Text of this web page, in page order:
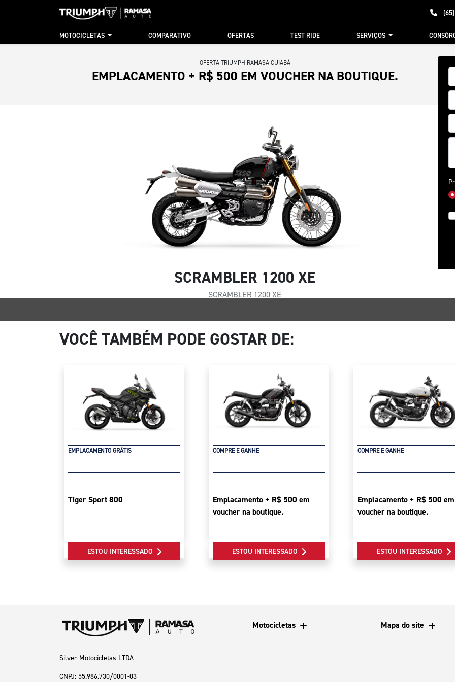
MOTOCICLETAS COMPARATIVO OFERTAS TEST RIDE SERVIÇOS
OFERTA TRIUMPH RAMASA CUIABÁ
EMPLACAMENTO + R$ 500 EM VOUCHER NA BOUTIQUE.
SCRAMBLER 1200 XE
SCRAMBLER 1200 XE
VOCÊ TAMBÉM PODE GOSTAR DE:
EMPLACAMENTO GRÁTIS
Tiger Sport 800
ESTOU INTERESSADO
COMPRE E GANHE
Emplacamento + R$ 500 em
voucher na boutique.
ESTOU INTERESSADO
COMPRE E GANHE
Emplacamento + R$ 500 em
voucher na boutique.
ESTOU INTERESSADO
Motocicletas Mapa do site
Silver Motocicletas LTDA
CNPJ: 55.986.730/0001-03